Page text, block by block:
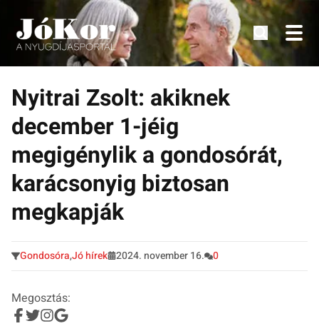
Tovább
tartalomra
Tudnivalók, érdekességek idősek számára.
Nyitrai Zsolt: akiknek
december 1-jéig
megigénylik a gondosórát,
karácsonyig biztosan
megkapják
Gondosóra,Jó hírek 2024. november 16. 0
Megosztás: